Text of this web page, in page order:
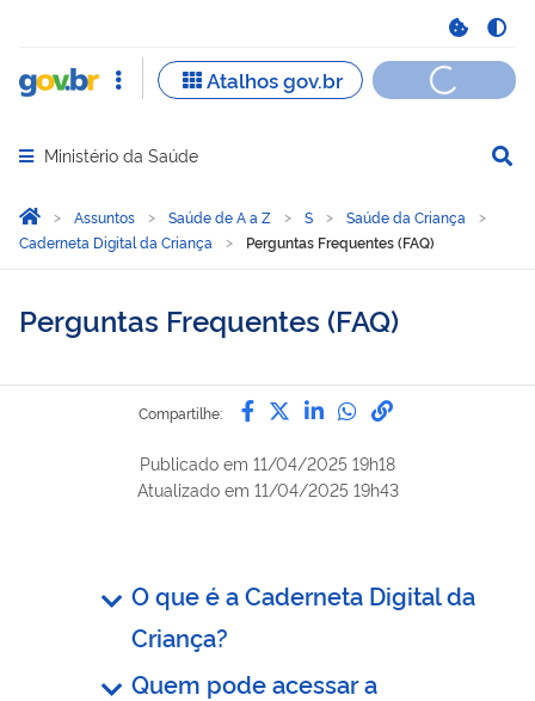
Abrir menu principal de navegação
Ministério da Saúde
Você está aqui:
Página Inicial
Assuntos Saúde de A a Z S
Saúde da Criança
Caderneta Digital da Criança
Perguntas Frequentes (FAQ)
Perguntas Frequentes (FAQ)
Compartilhe: Compartilhe por Facebook
Compartilhe por Twitter
Compartilhe por
Compartilhe
link para
Publicado em 11/04/2025 19h18
Atualizado em 11/04/2025 19h43
O que é a Caderneta Digital da
Criança?
Quem pode acessar a